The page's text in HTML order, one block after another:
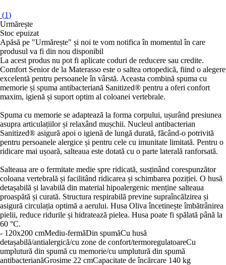
(1)
Urmărește
Stoc epuizat
Apăsă pe "Urmărește" și noi te vom notifica în momentul în care
produsul va fi din nou disponibil
La acest produs nu pot fi aplicate coduri de reducere sau credite.
Comfort Senior de la Materasso este o saltea ortopedică, fiind o alegere
excelentă pentru persoanele în vârstă. Aceasta combină spuma cu
memorie și spuma antibacteriană Sanitized® pentru a oferi confort
maxim, igienă și suport optim al coloanei vertebrale.
Spuma cu memorie se adaptează la forma corpului, ușurând presiunea
asupra articulațiilor și relaxând mușchii. Nucleul antibacterian
Sanitized® asigură apoi o igienă de lungă durată, făcând-o potrivită
pentru persoanele alergice și pentru cele cu imunitate limitată. Pentru o
ridicare mai ușoară, salteaua este dotată cu o parte laterală ranforsată.
Salteaua are o fermitate medie spre ridicată, susținând corespunzător
coloana vertebrală și facilitând ridicarea și schimbarea poziției. O husă
detașabilă și lavabilă din material hipoalergenic menține salteaua
proaspătă și curată. Structura respirabilă previne supraîncălzirea și
asigură circulația optimă a aerului. Husa Oliva încetinește îmbătrânirea
pielii, reduce ridurile și hidratează pielea. Husa poate fi spălată până la
60 °C.
- 120x200 cmMediu-fermăDin spumăCu husă
detașabilă/antialergică/cu zone de confort/termoregulatoareCu
umplutură din spumă cu memorie/cu umplutură din spumă
antibacterianăGrosime 22 cmCapacitate de încărcare 140 kg